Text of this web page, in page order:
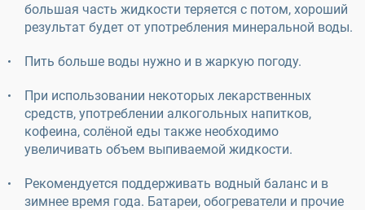
большая часть жидкости теряется с потом, хороший
результат будет от употребления минеральной воды.
Пить больше воды нужно и в жаркую погоду.
При использовании некоторых лекарственных
средств, употреблении алкогольных напитков,
кофеина, солёной еды также необходимо
увеличивать объем выпиваемой жидкости.
Рекомендуется поддерживать водный баланс и в
зимнее время года. Батареи, обогреватели и прочие